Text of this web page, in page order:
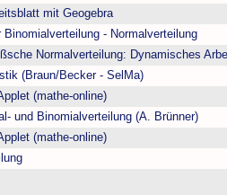
mit Geogebra
Binomialverteilung - Normalverteilung
Normalverteilung: Dynamisches
(Braun/Becker - SelMa)
(mathe-online)
und Binomialverteilung (A. Brünner)
(mathe-online)